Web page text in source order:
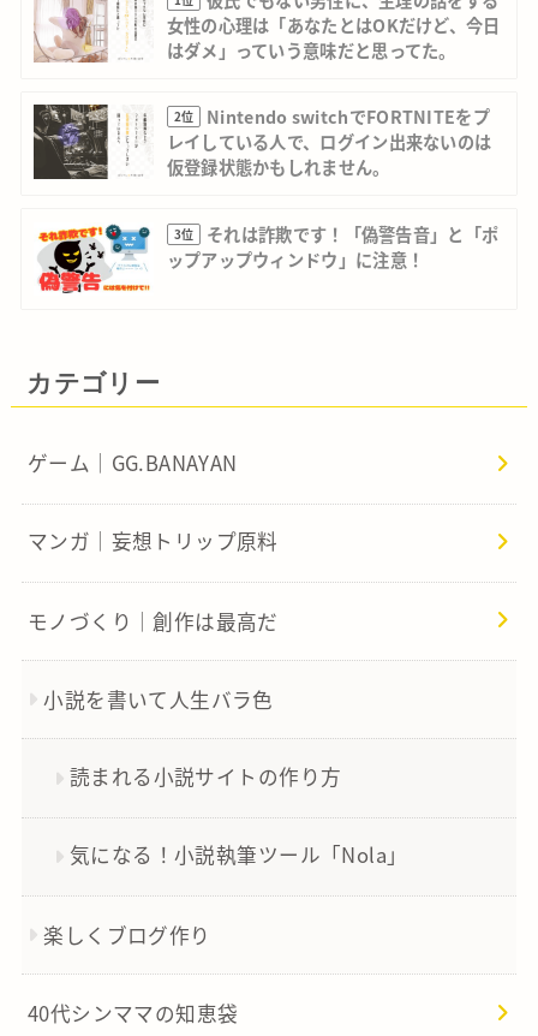
女性の心理は「あなたとはOKだけど、今日
はダメ」っていう意味だと思ってた。
2位
Nintendo switchでFORTNITEをプ
レイしている人で、ログイン出来ないのは
仮登録状態かもしれません。
3位
それは詐欺です！「偽警告音」と「ポ
ップアップウィンドウ」に注意！
カテゴリー
ゲーム｜GG.BANAYAN
マンガ｜妄想トリップ原料
モノづくり｜創作は最高だ
小説を書いて人生バラ色
読まれる小説サイトの作り方
気になる！小説執筆ツール「Nola」
楽しくブログ作り
40代シンママの知恵袋